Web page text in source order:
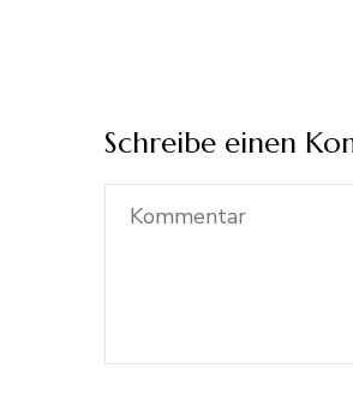
Schreibe einen